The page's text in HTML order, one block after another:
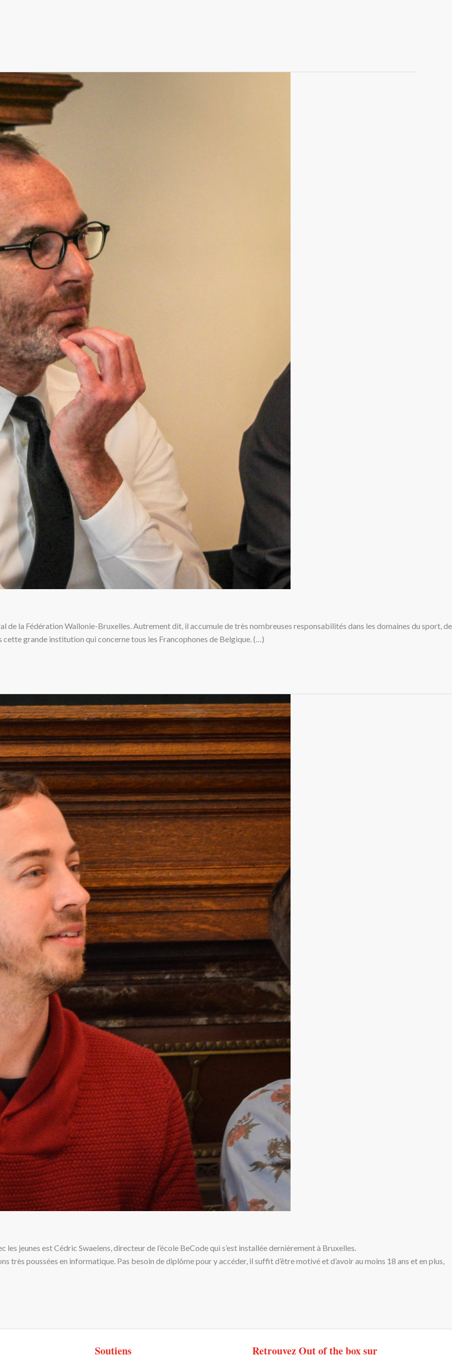
de la Fédération Wallonie-Bruxelles. Autrement dit, il accumule de très nombreuses responsabilités dans les domaines du sport, de
grande institution qui concerne tous les Francophones de Belgique. (…)
jeunes est Cédric Swaelens, directeur de l’école BeCode qui s’est installée dernièrement à Bruxelles.
très poussées en informatique. Pas besoin de diplôme pour y accéder, il suffit d’être motivé et d’avoir au moins 18 ans et en plus,
Soutiens Retrouvez Out of the box sur